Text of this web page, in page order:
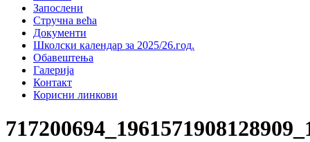
Запослени
Стручна већа
Документи
Школски календар за 2025/26.год.
Обавештења
Галерија
Контакт
Корисни линкови